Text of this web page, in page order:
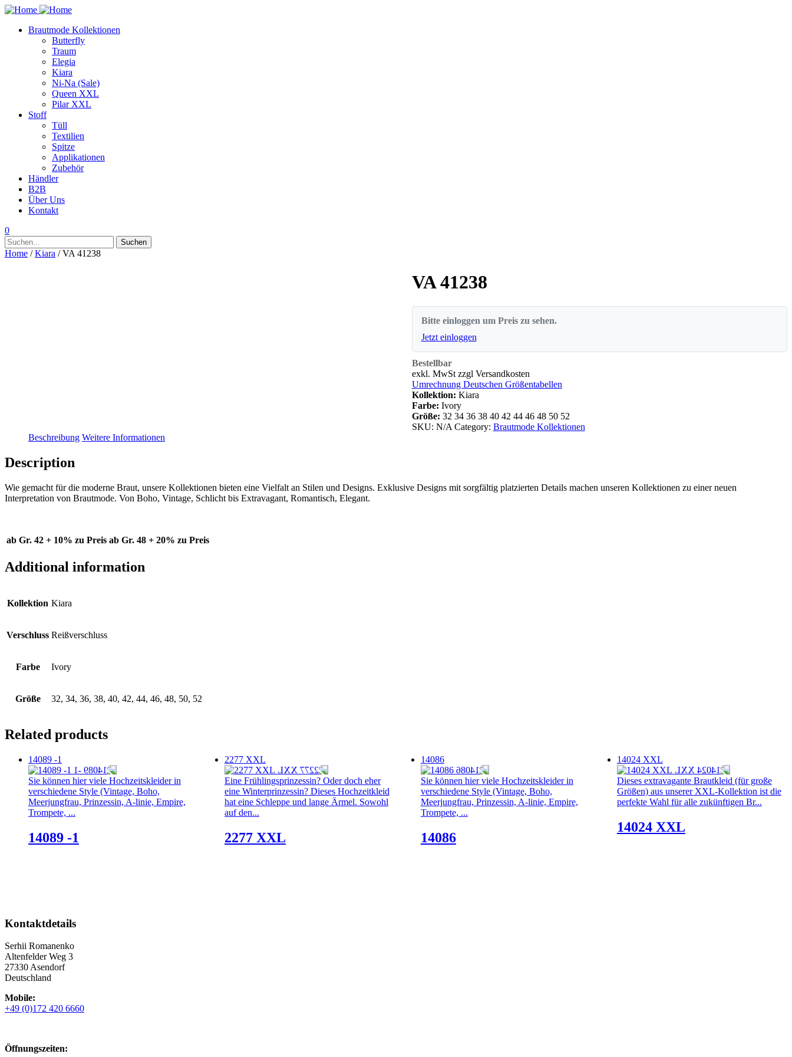
Brautmode Kollektionen
Butterfly
Traum
Elegia
Kiara
Ni-Na (Sale)
Queen XXL
Pilar XXL
Stoff
Tüll
Textilien
Spitze
Applikationen
Zubehör
Händler
B2B
Über Uns
Kontakt
0
Suchen
nach:
Suchen
Home /Kiara / VA 41238
VA 41238
Bitte einloggen um Preis zu sehen.
Jetzt einloggen
Bestellbar
exkl. MwSt zzgl Versandkosten
Umrechnung Deutschen Größentabellen
Kollektion: Kiara
Farbe: Ivory
Größe: 32 34 36 38 40 42 44 46 48 50 52
SKU: N/A Category: Brautmode Kollektionen
Beschreibung Weitere Informationen
Description
Wie gemacht für die moderne Braut, unsere Kollektionen bieten eine Vielfalt an Stilen und Designs. Exklusive Designs mit sorgfältig platzierten Details machen unseren Kollektionen zu einer neuen
Interpretation von Brautmode. Von Boho, Vintage, Schlicht bis Extravagant, Romantisch, Elegant.
ab Gr. 42 + 10% zu Preis ab Gr. 48 + 20% zu Preis
Additional information
Kollektion Kiara
Verschluss Reißverschluss
Farbe Ivory
Größe 32, 34, 36, 38, 40, 42, 44, 46, 48, 50, 52
Related products
14089 -1
Sie können hier viele Hochzeitskleider in
verschiedene Style (Vintage, Boho,
Meerjungfrau, Prinzessin, A-linie, Empire,
Trompete, ...
14089 -1
2277 XXL
Eine Frühlingsprinzessin? Oder doch eher
eine Winterprinzessin? Dieses Hochzeitkleid
hat eine Schleppe und lange Ärmel. Sowohl
auf den...
2277 XXL
14086
Sie können hier viele Hochzeitskleider in
verschiedene Style (Vintage, Boho,
Meerjungfrau, Prinzessin, A-linie, Empire,
Trompete, ...
14086
14024 XXL
Dieses extravagante Brautkleid (für große
Größen) aus unserer XXL-Kollektion ist die
perfekte Wahl für alle zukünftigen Br...
14024 XXL
Kontaktdetails
Serhii Romanenko
Altenfelder Weg 3
27330 Asendorf
Deutschland
Mobile:
+49 (0)172 420 6660
Öffnungszeiten: